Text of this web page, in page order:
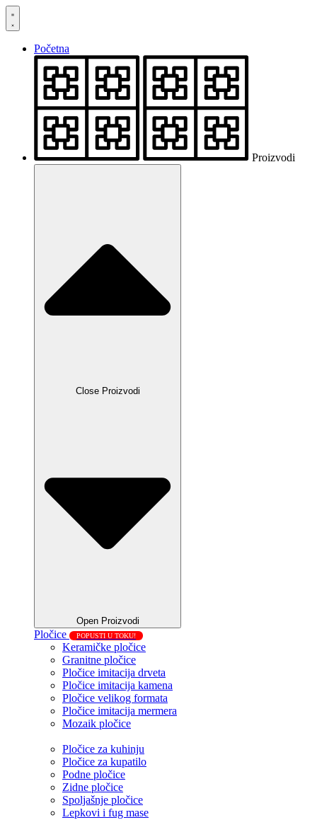
Skočite
na
Početna
Proizvodi
Close Proizvodi
Open Proizvodi
Pločice POPUSTI U TOKU!
Keramičke pločice
Granitne pločice
Pločice imitacija drveta
Pločice imitacija kamena
Pločice velikog formata
Pločice imitacija mermera
Mozaik pločice
Pločice za kuhinju
Pločice za kupatilo
Podne pločice
Zidne pločice
Spoljašnje pločice
Lepkovi i fug mase